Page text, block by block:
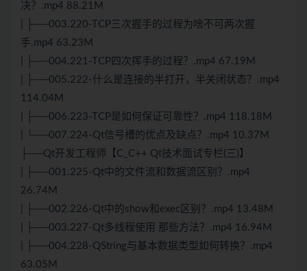
决？.mp4 88.21M
| ├──003.220- TCP 三次握手的过程为啥不可两次握
手.mp4 63.23M
| ├──004.221- TCP 四次挥手的过程？.mp4 67.19M
| ├──005.222-什么是连接的半打开，半关闭状态？.mp4
114.04M
| ├──006.223- TCP是如何保证可靠性？.mp4 118.18M
| └──007.224-Qt信号槽的优点及缺点？.mp4 10.37M
├──Qt开发工程师【C_ C++ Qt技术面试专栏(三)】
| ├──001.225-Qt中的文件流和数据流区别？.mp4
26.74M
| ├──002.226-Qt中的show和exec区别？.mp4 13.48M
| ├──003.227-Qt多线程使用 那些方法？.mp4 16.94M
| ├──004.228-QString与基本数据类型如何转换？.mp4
63.05M